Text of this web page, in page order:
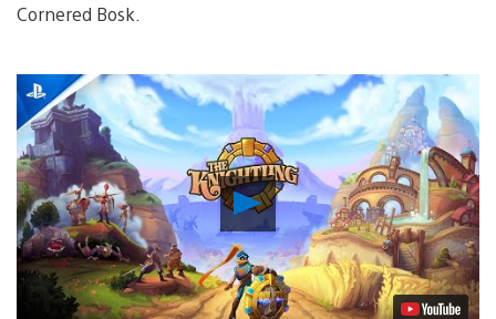
Cornered Bosk.
Riproduci
video